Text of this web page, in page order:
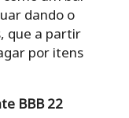
dando o
que a partir
por itens
BBB 22